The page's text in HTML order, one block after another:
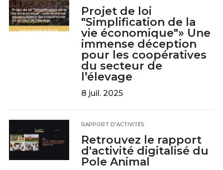
Projet de loi
"Simplification de la
vie économique"» Une
immense déception
pour les coopératives
du secteur de
l’élevage
8 juil. 2025
RAPPORT D'ACTIVITÉS
Retrouvez le rapport
d'activité digitalisé du
Pole Animal